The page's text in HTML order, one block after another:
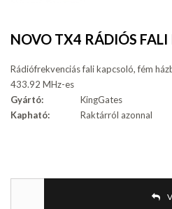
NOVO TX4 RÁDIÓS FALI
Rádiófrekvenciás fali kapcsoló, fém
433.92 MHz-es
Gyártó:
KingGates
Kapható:
Raktárról azonnal